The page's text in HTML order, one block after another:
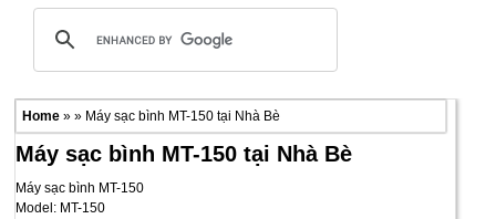
Home» » Máy sạc bình MT-150 tại Nhà Bè
Máy sạc bình MT-150 tại Nhà Bè
Máy sạc bình MT-150
Model: MT-150